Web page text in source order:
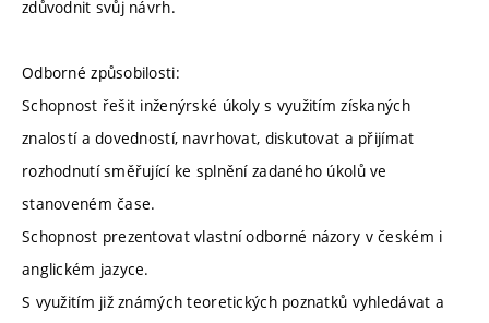
zdůvodnit svůj návrh.
Odborné způsobilosti:
Schopnost řešit inženýrské úkoly s využitím získaných
znalostí a dovedností, navrhovat, diskutovat a přijímat
rozhodnutí směřující ke splnění zadaného úkolů ve
stanoveném čase.
Schopnost prezentovat vlastní odborné názory v českém i
anglickém jazyce.
S využitím již známých teoretických poznatků vyhledávat a